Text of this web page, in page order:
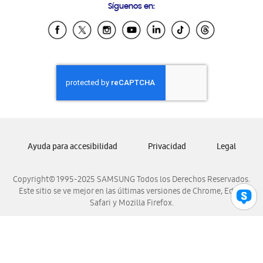
Samsung Ecuador
Samsung El Salvador
Samsung Honduras
Samsung Nicaragua
Samsung Panamá
Samsung Venezuela
Síguenos en:
Copyright© 1995-2025 SAMSUNG Todos los Derechos Reservados.
Este sitio se ve mejor en las últimas versiones de Chrome, Edge,
Safari y Mozilla Firefox.
Ayuda para accesibilidad Privacidad Legal